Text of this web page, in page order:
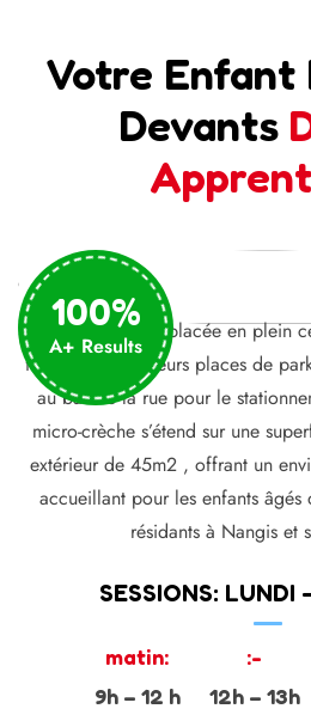
Votre Enfant
Devants
100%
A+ Results
La structure est placée en plein
facilement. Plusieurs places de
au bas de la rue pour le
micro-crèche s’étend sur une
extérieur de 45m2 , offrant un
accueillant pour les enfants âgés
résidants à Nangis et
SESSIONS: LUNDI
matin:
9h – 12 h
:-
12h – 13h